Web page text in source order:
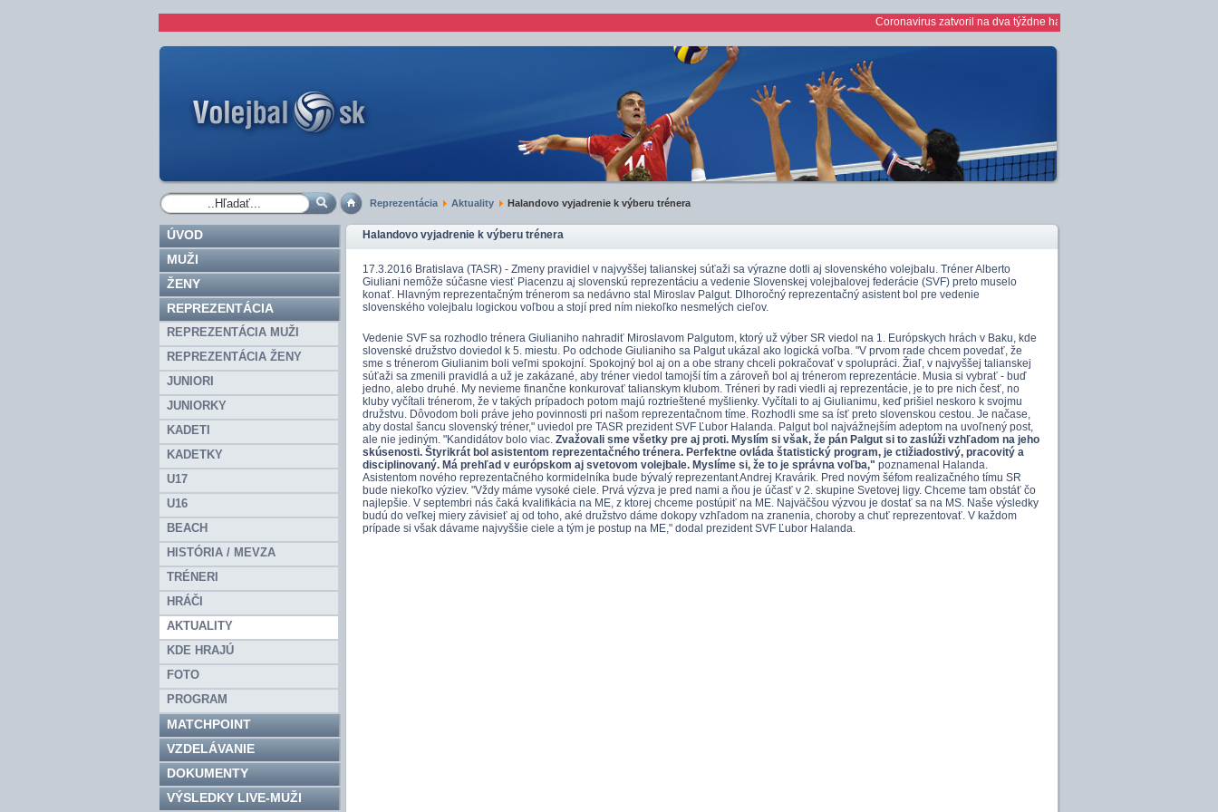
Coronavirus zatvoril na dva týždne haly *** 1/2 finále play off žien ***
Reprezentácia Aktuality Halandovo vyjadrenie k výberu trénera
ÚVOD
MUŽI
ŽENY
REPREZENTÁCIA
REPREZENTÁCIA MUŽI
REPREZENTÁCIA ŽENY
JUNIORI
JUNIORKY
KADETI
KADETKY
U17
U16
BEACH
HISTÓRIA / MEVZA
TRÉNERI
HRÁČI
AKTUALITY
KDE HRAJÚ
FOTO
PROGRAM
MATCHPOINT
VZDELÁVANIE
DOKUMENTY
VÝSLEDKY LIVE-MUŽI
Halandovo vyjadrenie k výberu trénera
17.3.2016 Bratislava (TASR) - Zmeny pravidiel v najvyššej talianskej súťaži sa výrazne dotli aj slovenského volejbalu. Tréner Alberto
Giuliani nemôže súčasne viesť Piacenzu aj slovenskú reprezentáciu a vedenie Slovenskej volejbalovej federácie (SVF) preto muselo
konať. Hlavným reprezentačným trénerom sa nedávno stal Miroslav Palgut. Dlhoročný reprezentačný asistent bol pre vedenie
slovenského volejbalu logickou voľbou a stojí pred ním niekoľko nesmelých cieľov.
Vedenie SVF sa rozhodlo trénera Giulianiho nahradiť Miroslavom Palgutom, ktorý už výber SR viedol na 1. Európskych hrách v Baku, kde
slovenské družstvo doviedol k 5. miestu. Po odchode Giulianiho sa Palgut ukázal ako logická voľba. "V prvom rade chcem povedať, že
sme s trénerom Giulianim boli veľmi spokojní. Spokojný bol aj on a obe strany chceli pokračovať v spolupráci. Žiaľ, v najvyššej talianskej
súťaži sa zmenili pravidlá a už je zakázané, aby tréner viedol tamojší tím a zároveň bol aj trénerom reprezentácie. Musia si vybrať - buď
jedno, alebo druhé. My nevieme finančne konkurovať talianskym klubom. Tréneri by radi viedli aj reprezentácie, je to pre nich česť, no
kluby vyčítali trénerom, že v takých prípadoch potom majú roztrieštené myšlienky. Vyčítali to aj Giulianimu, keď prišiel neskoro k svojmu
družstvu. Dôvodom boli práve jeho povinnosti pri našom reprezentačnom tíme. Rozhodli sme sa ísť preto slovenskou cestou. Je načase,
aby dostal šancu slovenský tréner," uviedol pre TASR prezident SVF Ľubor Halanda. Palgut bol najvážnejším adeptom na uvoľnený post,
ale nie jediným. "Kandidátov bolo viac. Zvažovali sme všetky pre aj proti. Myslím si však, že pán Palgut si to zaslúži vzhľadom na jeho
skúsenosti. Štyrikrát bol asistentom reprezentačného trénera. Perfektne ovláda štatistický program, je ctižiadostivý, pracovitý a
disciplinovaný. Má prehľad v európskom aj svetovom volejbale. Myslíme si, že to je správna voľba," poznamenal Halanda.
Asistentom nového reprezentačného kormidelníka bude bývalý reprezentant Andrej Kravárik. Pred novým šéfom realizačného tímu SR
bude niekoľko výziev. "Vždy máme vysoké ciele. Prvá výzva je pred nami a ňou je účasť v 2. skupine Svetovej ligy. Chceme tam obstáť čo
najlepšie. V septembri nás čaká kvalifikácia na ME, z ktorej chceme postúpiť na ME. Najväčšou výzvou je dostať sa na MS. Naše výsledky
budú do veľkej miery závisieť aj od toho, aké družstvo dáme dokopy vzhľadom na zranenia, choroby a chuť reprezentovať. V každom
prípade si však dávame najvyššie ciele a tým je postup na ME," dodal prezident SVF Ľubor Halanda.